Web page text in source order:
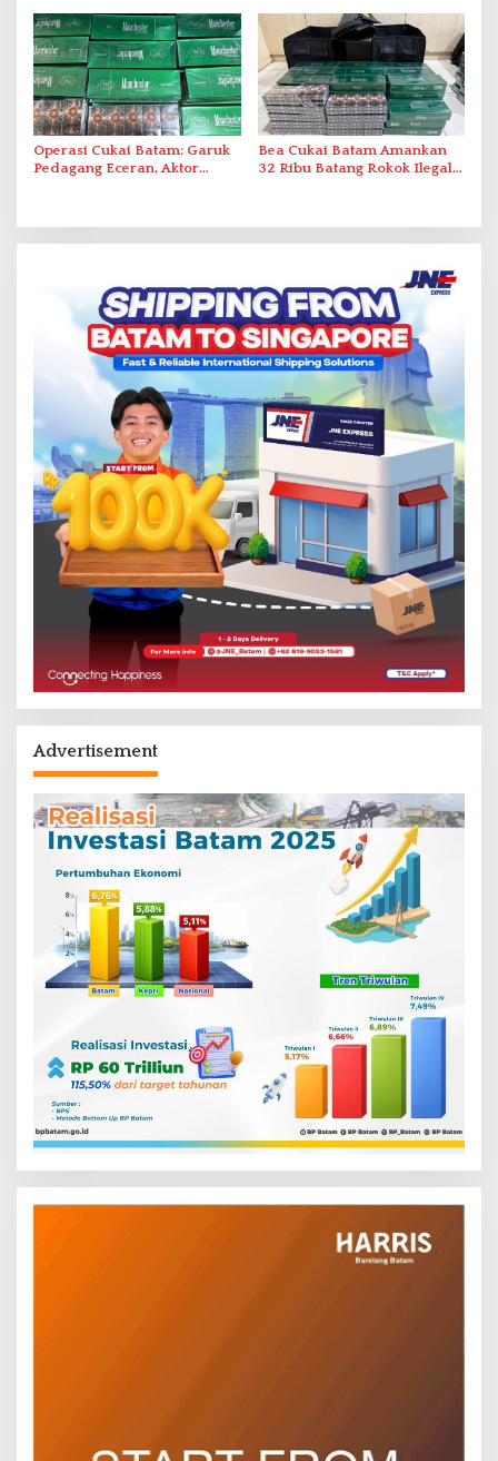
Operasi Cukai Batam: Garuk
Pedagang Eceran, Aktor
Bea Cukai Batam Amankan
32 Ribu Batang Rokok Ilegal
Advertisement